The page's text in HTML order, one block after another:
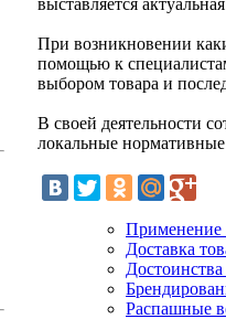
При возникновении
помощью к
выбором товара и
В своей деятельности
локальные
Применение
Доставка
Распашные